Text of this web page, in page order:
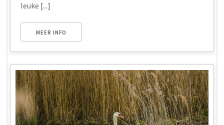
leuke [...]
MEER INFO